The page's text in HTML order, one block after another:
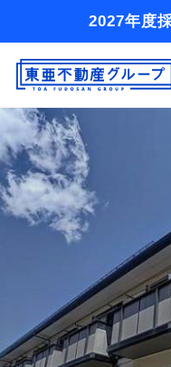
2027年度
借りる
買う
店舗
オーナー様
入居者様専用
解約のお申込み
企業情報